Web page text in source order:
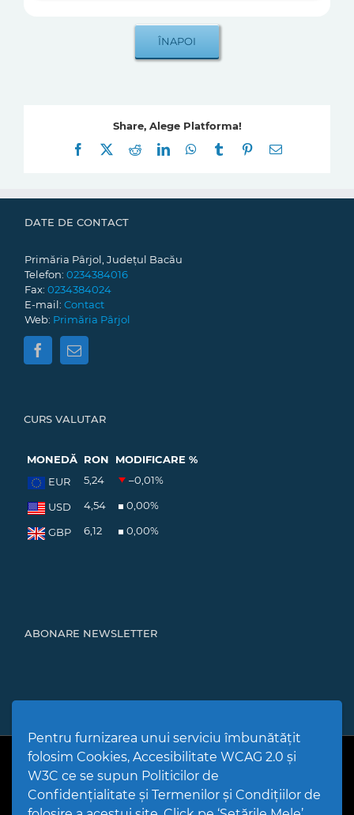
Pentru furnizarea unui serviciu îmbunătățit
folosim Cookies, Accesibilitate WCAG 2.0 și
W3C ce se supun Politicilor de
Confidențialitate și Termenilor și Condițiilor de
Share, Alege Platforma!
Facebook
RedditLinkedInWhatsApp
Tumblr Pinterest
E-
DATE DE CONTACT
Primăria Pârjol, Județul Bacău
Telefon: 0234384016
Fax: 0234384024
E-mail: Contact
Web: Primăria Pârjol
CURS VALUTAR
MONEDĂ RON
MODIFICARE %
EUR
5,24 –0,01%
USD 4,54 0,00%
GBP 6,12 0,00%
ABONARE NEWSLETTER
PPW @2026 |Hartă Website|Setări Cookies și Accesibilitate
Politică de utilizare Cookies|Politică de confidențialitate site
Termeni și condiții de utilizare a site-ului